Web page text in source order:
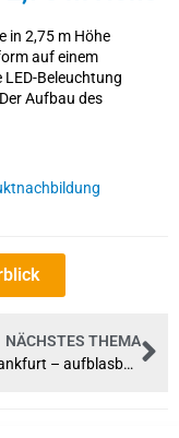
in 2,75 m Höhe
auf einem
LED-Beleuchtung
Aufbau des
NÄCHSTES THEMA
Messe Frankfurt – aufblasbare Kissen als Deckendeko